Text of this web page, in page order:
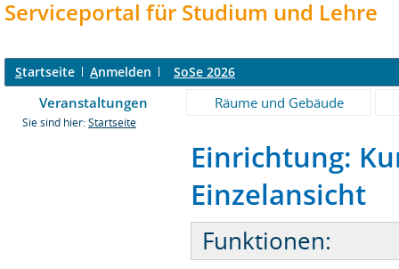
Serviceportal für Studium und Lehre
Startseite Anmelden SoSe 2026
Veranstaltungen Räume und Gebäude
Sie sind hier: Startseite
Einrichtung:
Einzelansicht
Funktionen: